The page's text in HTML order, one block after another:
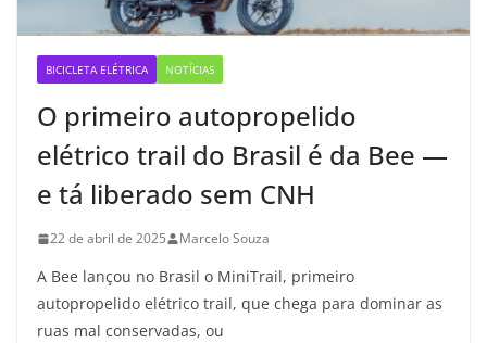
BICICLETA ELÉTRICA NOTÍCIAS
O primeiro autopropelido
elétrico trail do Brasil é da Bee —
e tá liberado sem CNH
22 de abril de 2025 Marcelo Souza
A Bee lançou no Brasil o MiniTrail, primeiro
autopropelido elétrico trail, que chega para dominar as
ruas mal conservadas, ou